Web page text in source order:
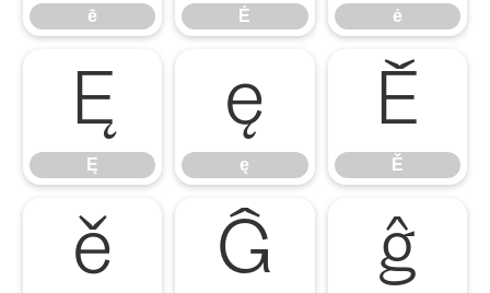
ē Ė ė
Ę
Ę
ę
ę
Ě
Ě
ě Ĝ ĝ